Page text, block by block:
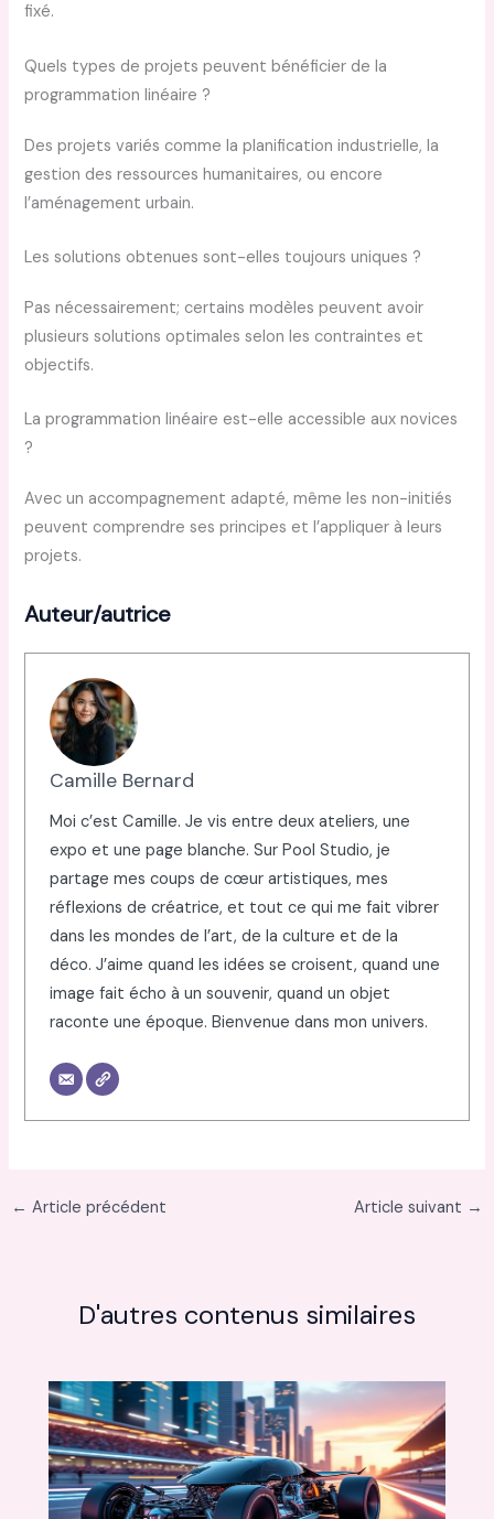
fixé.
Quels types de projets peuvent bénéficier de la
programmation linéaire ?
Des projets variés comme la planification industrielle, la
gestion des ressources humanitaires, ou encore
l’aménagement urbain.
Les solutions obtenues sont-elles toujours uniques ?
Pas nécessairement; certains modèles peuvent avoir
plusieurs solutions optimales selon les contraintes et
objectifs.
La programmation linéaire est-elle accessible aux novices
?
Avec un accompagnement adapté, même les non-initiés
peuvent comprendre ses principes et l’appliquer à leurs
projets.
Auteur/autrice
Camille Bernard
Moi c’est Camille. Je vis entre deux ateliers, une
expo et une page blanche. Sur Pool Studio, je
partage mes coups de cœur artistiques, mes
réflexions de créatrice, et tout ce qui me fait vibrer
dans les mondes de l’art, de la culture et de la
déco. J’aime quand les idées se croisent, quand une
image fait écho à un souvenir, quand un objet
raconte une époque. Bienvenue dans mon univers.
← Article précédent Article suivant →
D'autres contenus similaires